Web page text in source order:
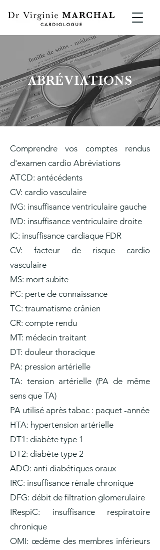
ABRÉVIATIONS
Comprendre vos comptes rendus
d'examen cardio Abréviations
ATCD: antécédents
CV: cardio vasculaire
IVG: insuffisance ventriculaire gauche
IVD: insuffisance ventriculaire droite
IC: insuffisance cardiaque FDR
CV: facteur de risque cardio
vasculaire
MS: mort subite
PC: perte de connaissance
TC: traumatisme crânien
CR: compte rendu
MT: médecin traitant
DT: douleur thoracique
PA: pression artérielle
TA: tension artérielle (PA de même
sens que TA)
PA utilisé après tabac : paquet -année
HTA: hypertension artérielle
DT1: diabète type 1
DT2: diabète type 2
ADO: anti diabétiques oraux
IRC: insuffisance rénale chronique
DFG: débit de filtration glomerulaire
IRespiC: insuffisance respiratoire
chronique
OMI: œdème des membres inférieurs